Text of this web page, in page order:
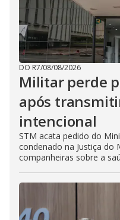
DO R7/08/08/2026
Militar perde
após
intencional
STM acata pedido do
condenado na Justiça do
companheiras sobre a